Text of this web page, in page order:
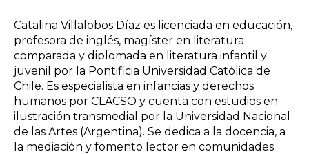
Catalina Villalobos Díaz es licenciada en educación,
profesora de inglés, magíster en literatura
comparada y diplomada en literatura infantil y
juvenil por la Pontificia Universidad Católica de
Chile. Es especialista en infancias y derechos
humanos por CLACSO y cuenta con estudios en
ilustración transmedial por la Universidad Nacional
de las Artes (Argentina). Se dedica a la docencia, a
la mediación y fomento lector en comunidades